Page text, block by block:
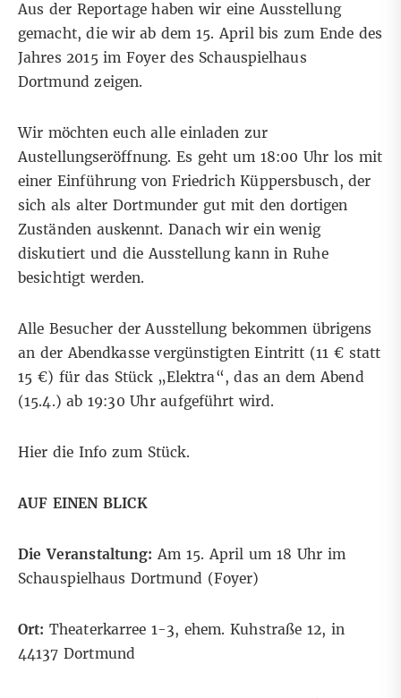
Aus der Reportage haben wir eine Ausstellung
gemacht, die wir ab dem 15. April bis zum Ende des
Jahres 2015 im Foyer des Schauspielhaus
Dortmund zeigen.
Wir möchten euch alle einladen zur
Austellungseröffnung. Es geht um 18:00 Uhr los mit
einer Einführung von Friedrich Küppersbusch, der
sich als alter Dortmunder gut mit den dortigen
Zuständen auskennt. Danach wir ein wenig
diskutiert und die Ausstellung kann in Ruhe
besichtigt werden.
Alle Besucher der Ausstellung bekommen übrigens
an der Abendkasse vergünstigten Eintritt (11 € statt
15 €) für das Stück „Elektra“, das an dem Abend
(15.4.) ab 19:30 Uhr aufgeführt wird.
Hier die Info zum Stück.
AUF EINEN BLICK
Die Veranstaltung: Am 15. April um 18 Uhr im
Schauspielhaus Dortmund (Foyer)
Ort: Theaterkarree 1-3, ehem. Kuhstraße 12, in
44137 Dortmund